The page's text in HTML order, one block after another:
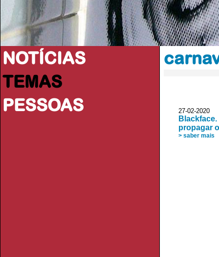
NOTÍCIAS
TEMAS
PESSOAS
27-02-2020
propagar
> saber mais